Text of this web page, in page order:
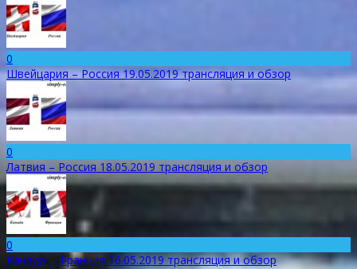
0
Швейцария – Россия 19.05.2019 трансляция и обзор
0
Латвия – Россия 18.05.2019 трансляция и обзор
0
Канада – Франция 16.05.2019 трансляция и обзор